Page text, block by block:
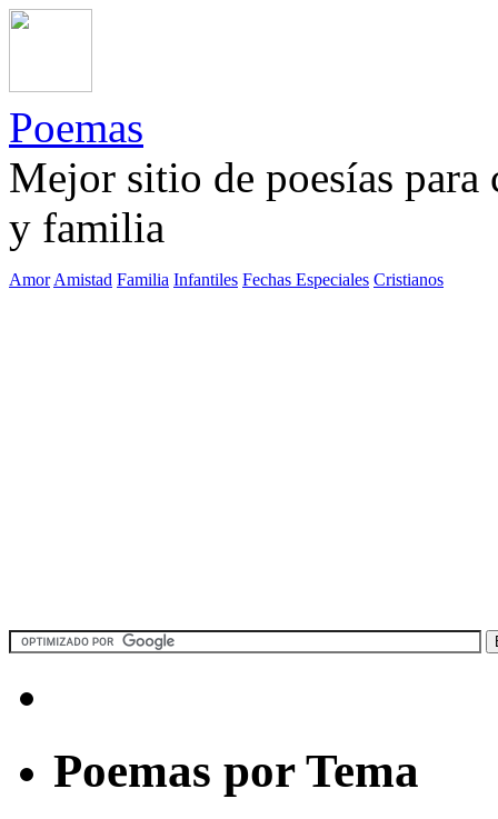
Poemas
Mejor sitio de poesías
y familia
Amor Amistad Familia Infantiles Fechas Especiales Cristianos
Poemas por Tema